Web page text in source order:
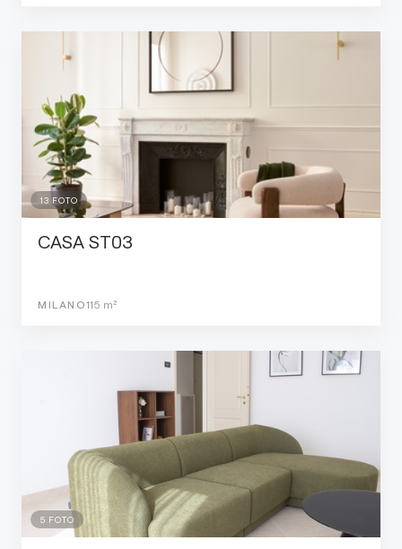
13 FOTO
CASA ST03
MILANO115 m²
5 FOTO